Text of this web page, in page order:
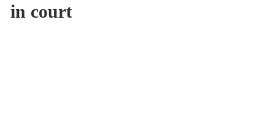
in court